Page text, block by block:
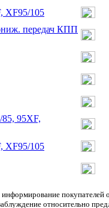
XF95/105
передач КПП
95XF,
XF95/105
покупателей
относительно